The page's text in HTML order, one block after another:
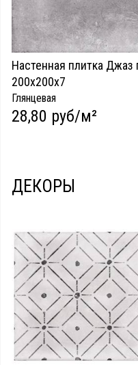
Настенная плитка
200х200х7
Глянцевая
28,80 руб/м²
ДЕКОРЫ